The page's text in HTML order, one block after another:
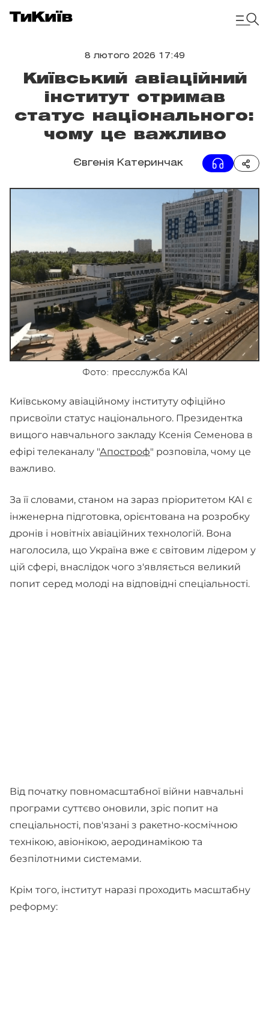
8 лютого 2026 17:49
Київський авіаційний
інститут отримав
статус національного:
чому це важливо
Євгенія Катеринчак
Фото: пресслужба КАІ
Київському авіаційному інституту офіційно
присвоїли статус національного. Президентка
вищого навчального закладу Ксенія Семенова в
ефірі телеканалу "Апостроф" розповіла, чому це
важливо.
За її словами, станом на зараз пріоритетом КАІ є
інженерна підготовка, орієнтована на розробку
дронів і новітніх авіаційних технологій. Вона
наголосила, що Україна вже є світовим лідером у
цій сфері, внаслідок чого з'являється великий
попит серед молоді на відповідні спеціальності.
Від початку повномасштабної війни навчальні
програми суттєво оновили, зріс попит на
спеціальності, пов'язані з ракетно-космічною
технікою, авіонікою, аеродинамікою та
безпілотними системами.
Крім того, інститут наразі проходить масштабну
реформу: